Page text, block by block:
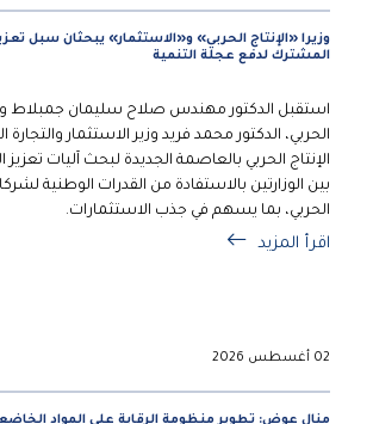
وزيرا «الإنتاج الحربي» و«الاستثمار» يبحثان سبل
المشترك لدفع عجلة التنمية
استقبل الدكتور مهندس صلاح سليمان جمبلاط وزير
الحربي، الدكتور محمد فريد وزير الاستثمار والتجارة
الإنتاج الحربي بالعاصمة الجديدة لبحث آليات
بين الوزارتين بالاستفادة من القدرات الوطنية
الحربي، بما يسهم في جذب الاستثمارات.
اقرأ المزيد
02 أغسطس 2026
منال عوض: تطوير منظومة الرقابة على المواد